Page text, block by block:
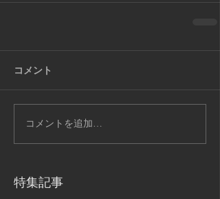
コメント
コメントを追加…
特集記事